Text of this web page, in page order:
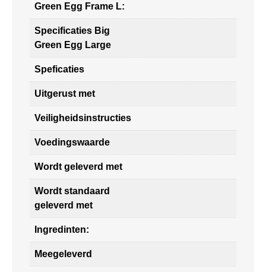
Green Egg Frame L:
Specificaties Big
Green Egg Large
Speficaties
Uitgerust met
Veiligheidsinstructies
Voedingswaarde
Wordt geleverd met
Wordt standaard
geleverd met
Ingredinten:
Meegeleverd